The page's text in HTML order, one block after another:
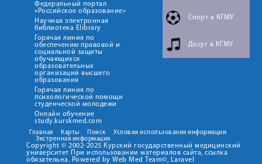
Федеральный портал
«Российское образование»
Научная электронная
библиотека Elibrary
Горячая линия по
обеспечению правовой и
социальной защиты
обучающихся
образовательных
организаций высшего
образования
Горячая линия по
психологической помощи
студенческой молодежи
Онлайн обучение
study.kurskmed.com
Спорт в КГМУ
Досуг в КГМУ
Главная Карты Поиск
Условия использования информации
Экстренная информация
Copyright © 2002-2025 Курский государственный медицинский
университет При использовании материалов сайта, ссылка
обязательна. Powered by Web Med Team©, Laravel